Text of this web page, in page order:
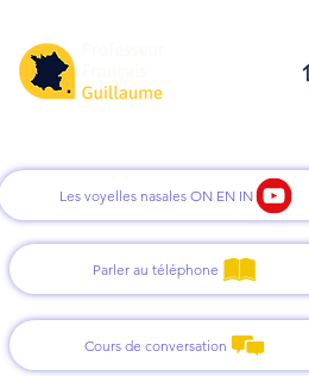
Les voyelles nasales ON EN IN
Parler au téléphone
Cours de conversation